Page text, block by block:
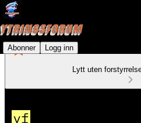
Abonner Logg inn
Lytt uten